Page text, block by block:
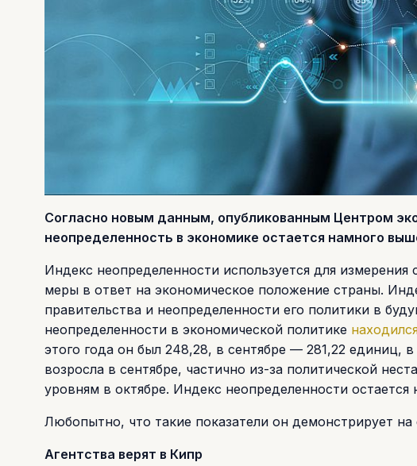
Согласно новым данным, опубликованным Центром
неопределенность в экономике остается намного
Индекс неопределенности используется для
меры в ответ на экономическое положение страны.
правительства и неопределенности его политики в
неопределенности в экономической политике
этого года он был 248,28, в сентябре — 281,22 единиц,
возросла в сентябре, частично из-за политической
уровням в октябре. Индекс неопределенности
Любопытно, что такие показатели он демонстрирует
Агентства верят в Кипр